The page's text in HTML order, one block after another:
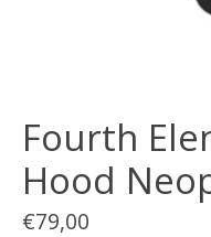
Fourth
Hood
€79,00